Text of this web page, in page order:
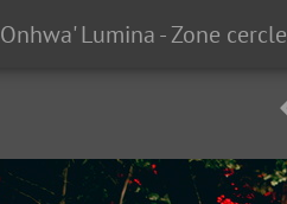
Onhwa' Lumina - Zone cercle